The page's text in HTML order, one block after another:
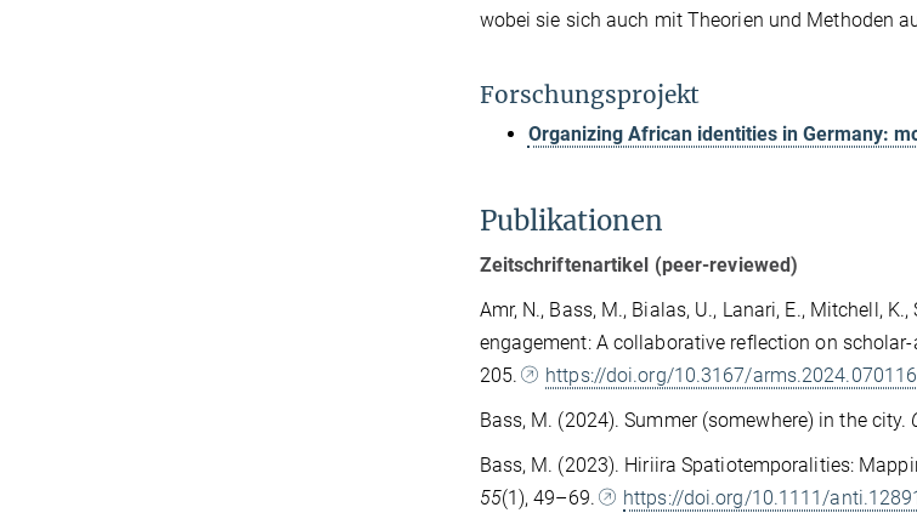
wobei sie sich auch mit Theorien und Methoden
Forschungsprojekt
Organizing African identities in Germany:
Publikationen
Zeitschriftenartikel (peer-reviewed)
Amr, N., Bass, M., Bialas, U., Lanari, E., Mitchell,
engagement: A collaborative reflection on
205.
https://doi.org/10.3167/arms.2024.070116
Bass, M. (2024). Summer (somewhere) in the city.
Bass, M. (2023). Hiriira Spatiotemporalities:
55(1), 49–69.
https://doi.org/10.1111/